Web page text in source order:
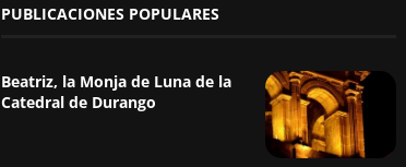
PUBLICACIONES POPULARES
Beatriz, la Monja de Luna de la
Catedral de Durango